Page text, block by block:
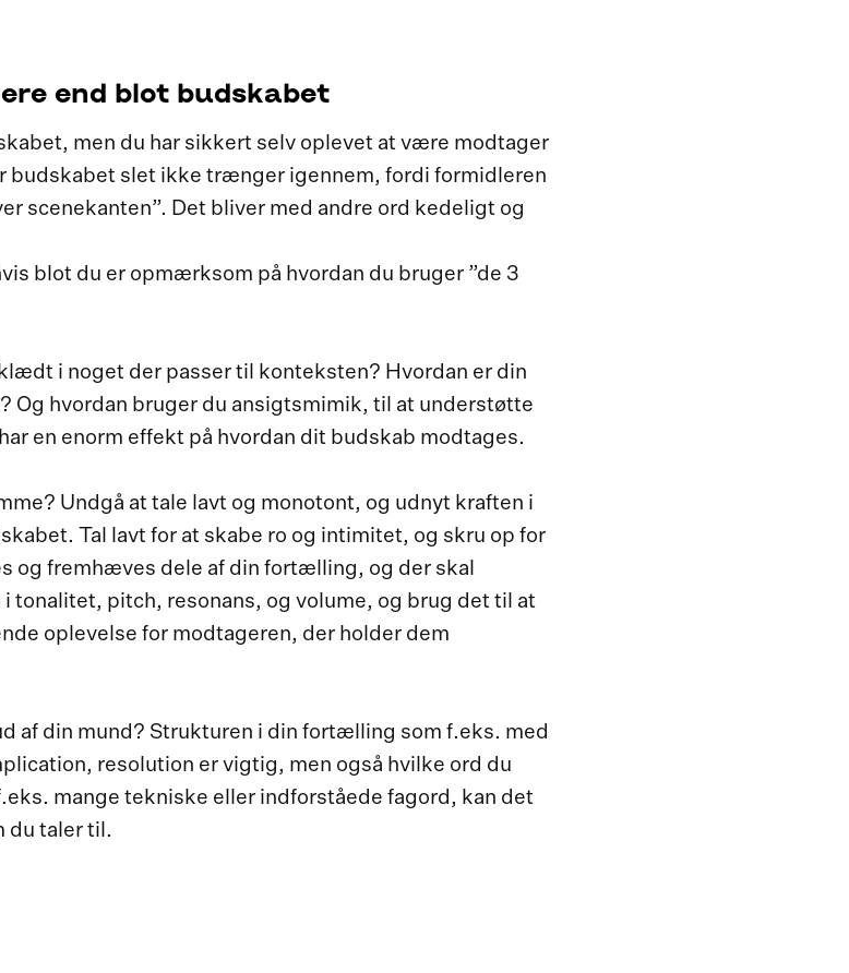
end blot budskabet
men du har sikkert selv oplevet at være modtager
budskabet slet ikke trænger igennem, fordi formidleren
scenekanten”. Det bliver med andre ord kedeligt og
blot du er opmærksom på hvordan du bruger ”de 3
i noget der passer til konteksten? Hvordan er din
Og hvordan bruger du ansigtsmimik, til at understøtte
en enorm effekt på hvordan dit budskab modtages.
Undgå at tale lavt og monotont, og udnyt kraften i
Tal lavt for at skabe ro og intimitet, og skru op for
og fremhæves dele af din fortælling, og der skal
tonalitet, pitch, resonans, og volume, og brug det til at
oplevelse for modtageren, der holder dem
af din mund? Strukturen i din fortælling som f.eks. med
resolution er vigtig, men også hvilke ord du
mange tekniske eller indforståede fagord, kan det
du taler til.